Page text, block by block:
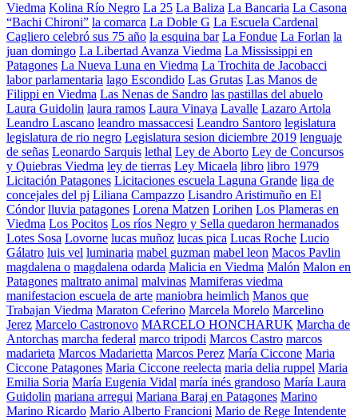
Viedma Kolina Río Negro La 25 La Baliza La Bancaria La Casona
“Bachi Chironi” la comarca La Doble G La Escuela Cardenal
Cagliero celebró sus 75 año la esquina bar La Fondue La Forlan la
juan domingo La Libertad Avanza Viedma La Mississippi en
Patagones La Nueva Luna en Viedma La Trochita de Jacobacci
labor parlamentaria lago Escondido Las Grutas Las Manos de
Filippi en Viedma Las Nenas de Sandro las pastillas del abuelo
Laura Guidolin laura ramos Laura Vinaya Lavalle Lazaro Artola
Leandro Lascano leandro massaccesi Leandro Santoro legislatura
legislatura de rio negro Legislatura sesion diciembre 2019 lenguaje
de señas Leonardo Sarquis lethal Ley de Aborto Ley de Concursos
y Quiebras Viedma ley de tierras Ley Micaela libro libro 1979
Licitación Patagones Licitaciones escuela Laguna Grande liga de
concejales del pj Liliana Campazzo Lisandro Aristimuño en El
Cóndor lluvia patagones Lorena Matzen Lorihen Los Plameras en
Viedma Los Pocitos Los ríos Negro y Sella quedaron hermanados
Lotes Sosa Lovorne lucas muñoz lucas pica Lucas Roche Lucio
Gálatro luis vel luminaria mabel guzman mabel leon Macos Pavlin
magdalena o magdalena odarda Malicia en Viedma Malón Malon en
Patagones maltrato animal malvinas Mamiferas viedma
manifestacion escuela de arte maniobra heimlich Manos que
Trabajan Viedma Maraton Ceferino Marcela Morelo Marcelino
Jerez Marcelo Castronovo MARCELO HONCHARUK Marcha de
Antorchas marcha federal marco tripodi Marcos Castro marcos
madarieta Marcos Madarietta Marcos Perez María Ciccone Maria
Ciccone Patagones Maria Ciccone reelecta maria delia ruppel Maria
Emilia Soria María Eugenia Vidal maría inés grandoso María Laura
Guidolin mariana arregui Mariana Baraj en Patagones Marino
Marino Ricardo Mario Alberto Francioni Mario de Rege Intendente